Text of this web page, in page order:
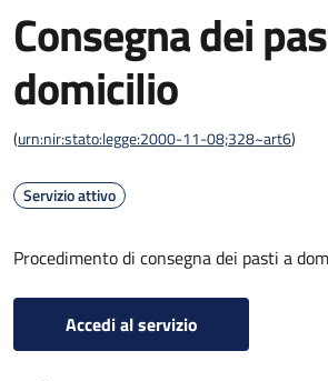
Consegna dei
domicilio
(urn:nir:stato:legge:2000-11-08;328~art6)
Servizio attivo
Procedimento di consegna dei pasti a
Accedi al servizio